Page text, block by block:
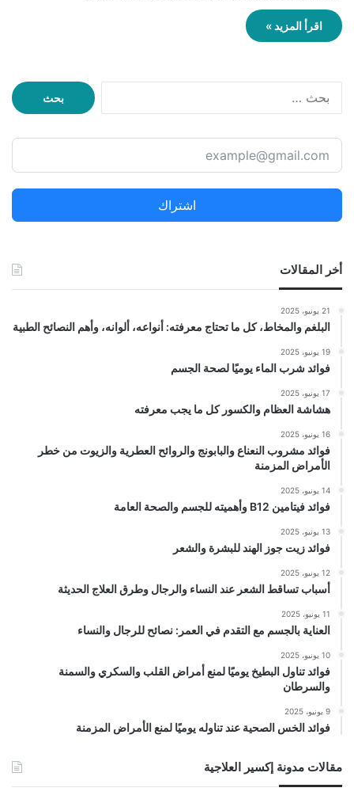
اقرأ المزيد »
ح
ع
ن
اشتراك
أخر المقالات
21 يونيو، 2025
البلغم والمخاط، كل ما تحتاج معرفته: أنواعه، ألوانه، وأهم النصائح الطبية
19 يونيو، 2025
فوائد شرب الماء يوميًا لصحة الجسم
17 يونيو، 2025
هشاشة العظام والكسور كل ما يجب معرفته
16 يونيو، 2025
فوائد مشروب النعناع والبابونج والروائح العطرية والزيوت من خطر
الأمراض المزمنة
14 يونيو، 2025
فوائد فيتامين B12 وأهميته للجسم والصحة العامة
13 يونيو، 2025
فوائد زيت جوز الهند للبشرة والشعر
12 يونيو، 2025
أسباب تساقط الشعر عند النساء والرجال وطرق العلاج الحديثة
11 يونيو، 2025
العناية بالجسم مع التقدم في العمر: نصائح للرجال والنساء
10 يونيو، 2025
فوائد تناول البطيخ يوميًا لمنع أمراض القلب والسكري والسمنة
والسرطان
9 يونيو، 2025
فوائد الخس الصحية عند تناوله يوميًا لمنع الأمراض المزمنة
مقالات مدونة إكسير العلاجية